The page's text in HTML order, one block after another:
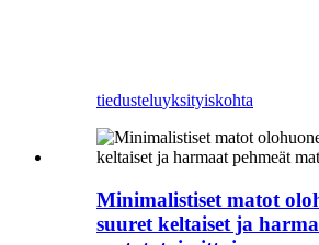
tiedusteluyksityiskohta
Minimalistiset matot
suuret keltaiset ja